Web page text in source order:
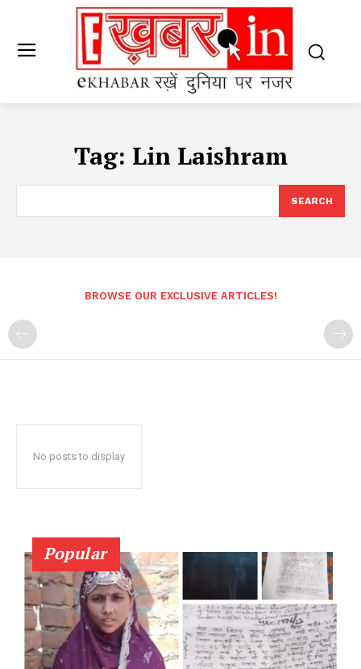
Tag: Lin Laishram
SEARCH
BROWSE OUR EXCLUSIVE ARTICLES!
No posts to display
Popular